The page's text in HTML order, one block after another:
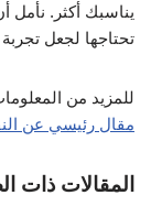
يناسبك أكثر. نأمل
تحتاجها لجعل
للمزيد من
مقال رئيسي عن
المقالات ذات